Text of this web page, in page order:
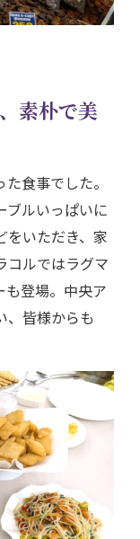
素朴で美
食事でした。
ブルいっぱいに
をいただき、家
コルではラグマ
も登場。中央ア
、皆様からも